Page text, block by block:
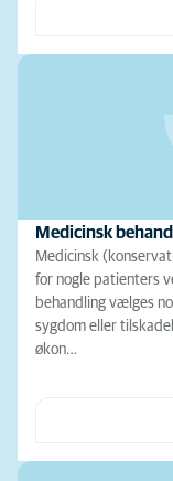
Medicinsk
Medicinsk
for nogle patienters
behandling vælges
sygdom eller
økon…